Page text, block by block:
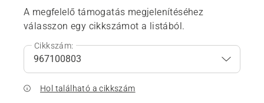
A megfelelő támogatás megjelenítéséhez
válasszon egy cikkszámot a listából.
Cikkszám:
Hol található a cikkszám